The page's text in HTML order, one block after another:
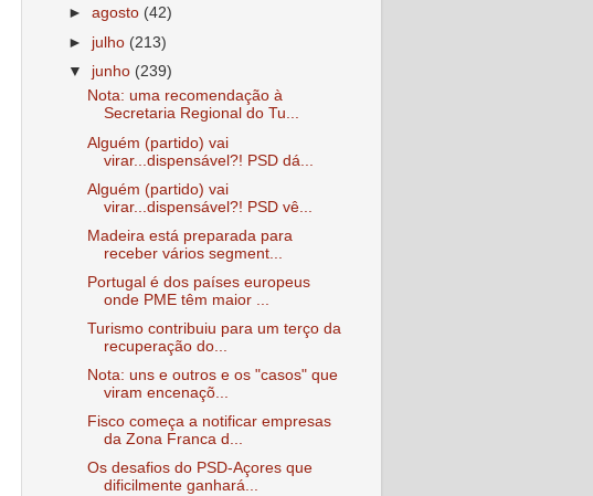
►agosto (42)
► julho (213)
▼ junho (239)
Nota: uma recomendação à
Secretaria Regional do Tu...
Alguém (partido) vai
virar...dispensável?! PSD dá...
Alguém (partido) vai
virar...dispensável?! PSD vê...
Madeira está preparada para
receber vários segment...
Portugal é dos países europeus
onde PME têm maior ...
Turismo contribuiu para um terço da
recuperação do...
Nota: uns e outros e os "casos" que
viram encenaçõ...
Fisco começa a notificar empresas
da Zona Franca d...
Os desafios do PSD-Açores que
dificilmente ganhará...